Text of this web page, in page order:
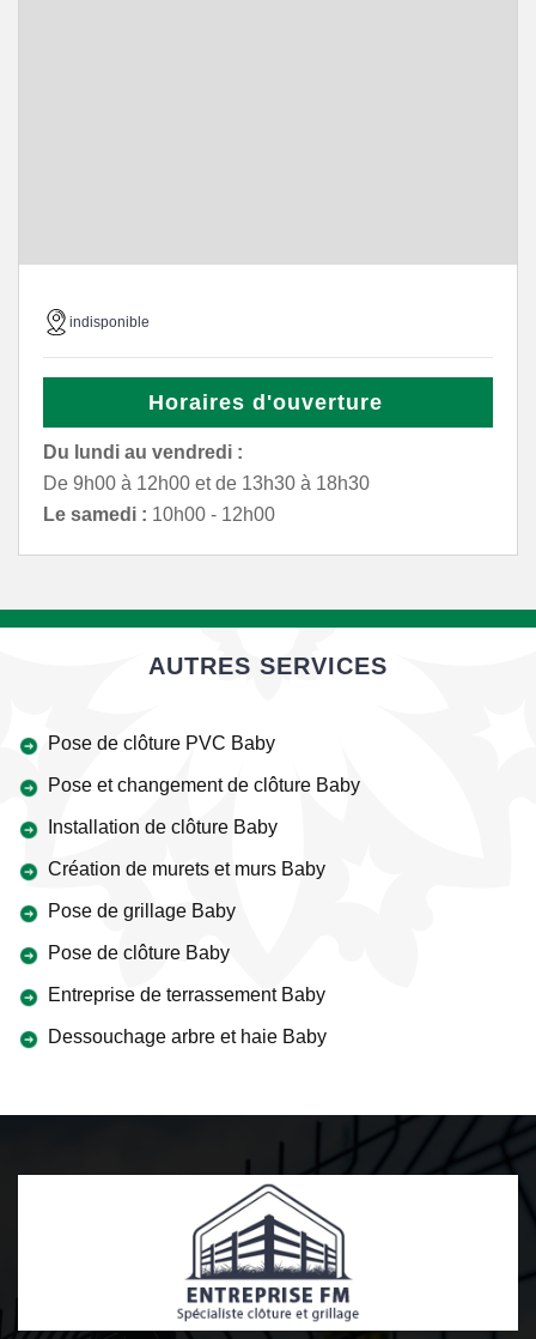
indisponible
Horaires d'ouverture
Du lundi au vendredi :
De 9h00 à 12h00 et de 13h30 à 18h30
Le samedi : 10h00 - 12h00
AUTRES SERVICES
Pose de clôture PVC Baby
Pose et changement de clôture Baby
Installation de clôture Baby
Création de murets et murs Baby
Pose de grillage Baby
Pose de clôture Baby
Entreprise de terrassement Baby
Dessouchage arbre et haie Baby